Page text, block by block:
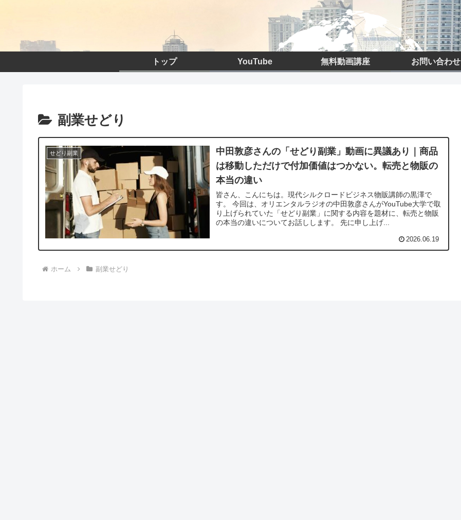
トップ YouTube 無料動画講座 お問い合わせ
副業せどり
せどり副業
中田敦彦さんの「せどり副業」動画に異議あり｜商品
は移動しただけで付加価値はつかない。転売と物販の
本当の違い
皆さん、こんにちは。現代シルクロードビジネス物販講師の黒澤で
す。 今回は、オリエンタルラジオの中田敦彦さんがYouTube大学で取
り上げられていた「せどり副業」に関する内容を題材に、転売と物販
の本当の違いについてお話しします。 先に申し上げ...
2026.06.19
ホーム 副業せどり